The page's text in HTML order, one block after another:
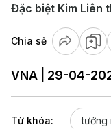
Đặc biệt Kim Liên
Chia sẻ
VNA | 29-04-
Từ khóa: tưởng